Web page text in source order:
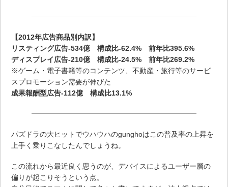
【2012年広告商品別内訳】
リスティング広告-534億 構成比-62.4% 前年比395.6%
ディスプレイ広告-210億 構成比-24.5% 前年比269.2%
※ゲーム・電子書籍等のコンテンツ、不動産・旅行等のサービ
スプロモーション需要が伸びた
成果報酬型広告-112億 構成比13.1%
パズドラの大ヒットでウハウハのgunghoはこの普及率の上昇を
上手く乗りこなしたんでしょうね。
この流れから最近良く思うのが、デバイスによるユーザー層の
偏りが起こりそうという点。